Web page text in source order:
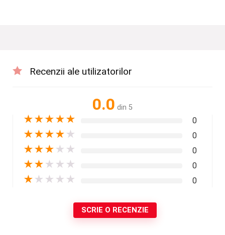
Recenzii ale utilizatorilor
0.0 din 5
★★★★★ 0
★★★★ ★ 0
★★★ ★ ★ 0
★★ ★ ★ ★ 0
★ ★ ★ ★ ★ 0
SCRIE O RECENZIE